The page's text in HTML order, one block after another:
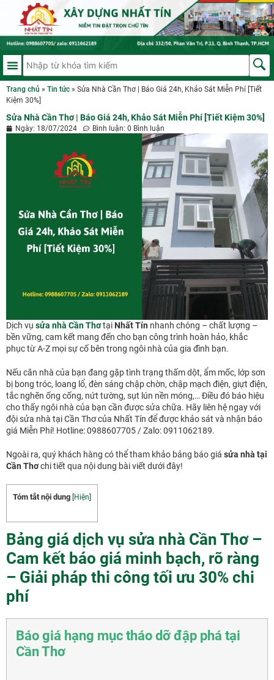
Trang chủ » Tin tức » Sửa Nhà Cần Thơ | Báo Giá 24h, Khảo Sát Miễn Phí [Tiết
Kiệm 30%]
Sửa Nhà Cần Thơ | Báo Giá 24h, Khảo Sát Miễn Phí [Tiết Kiệm 30%]
Ngày: 18/07/2024 Bình luận: 0 Bình luận
Dịch vụ sửa nhà Cần Thơtại Nhất Tín nhanh chóng – chất lượng –
bền vững, cam kết mang đến cho bạn công trình hoàn hảo, khắc
phục từ A-Z mọi sự cố bên trong ngôi nhà của gia đình bạn.
Nếu căn nhà của bạn đang gặp tình trạng thấm dột, ẩm mốc, lớp sơn
bị bong tróc, loang lổ, đèn sáng chập chờn, chập mạch điện, giựt điện,
tắc nghẽn ống cống, nứt tường, sụt lún nền móng,… Điều đó báo hiệu
cho thấy ngôi nhà của bạn cần được sửa chữa. Hãy liên hệ ngay với
đội sửa nhà tại Cần Thơ của Nhất Tín để được khảo sát và nhận báo
giá Miễn Phí! Hotline: 0988607705 / Zalo: 0911062189.
Ngoài ra, quý khách hàng có thể tham khảo bảng báo giá sửa nhà tại
Cần Thơchi tiết qua nội dung bài viết dưới đây!
Tóm tắt nội dung Hiện
Bảng giá dịch vụ sửa nhà Cần Thơ –
Cam kết báo giá minh bạch, rõ ràng
– Giải pháp thi công tối ưu 30% chi
phí
Báo giá hạng mục tháo dỡ đập phá tại
Cần Thơ